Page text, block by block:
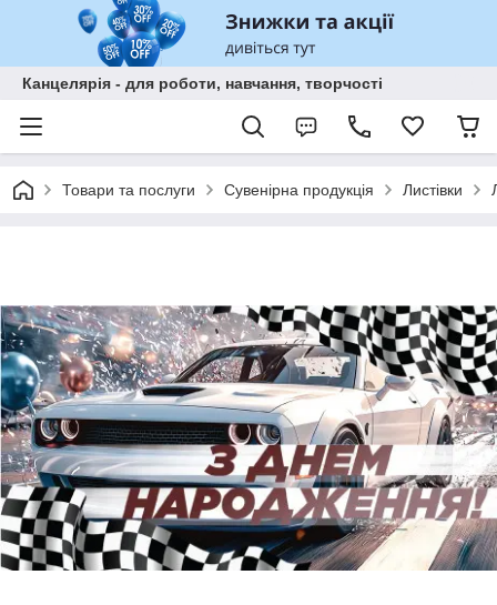
Канцелярія - для роботи, навчання, творчості
Товари та послуги Сувенірна продукція Листівки